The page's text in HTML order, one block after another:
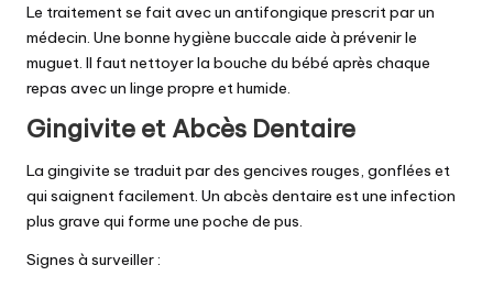
Le traitement se fait avec un antifongique prescrit par un
médecin. Une bonne hygiène buccale aide à prévenir le
muguet. Il faut nettoyer la bouche du bébé après chaque
repas avec un linge propre et humide.
Gingivite et Abcès Dentaire
La gingivite se traduit par des gencives rouges, gonflées et
qui saignent facilement. Un abcès dentaire est une infection
plus grave qui forme une poche de pus.
Signes à surveiller :